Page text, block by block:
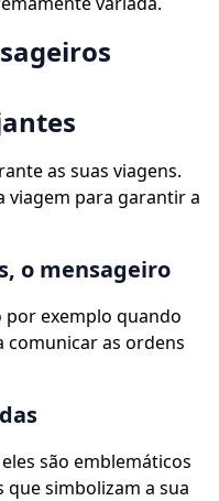
as suas viagens.
viagem para garantir a
o mensageiro
exemplo quando
comunicar as ordens
são emblemáticos
simbolizam a sua